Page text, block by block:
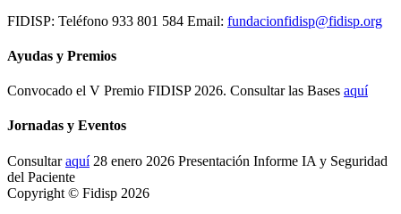
FIDISP: Teléfono 933 801 584 Email: fundacionfidisp@fidisp.org
Ayudas y Premios
Convocado el V Premio FIDISP 2026. Consultar las Bases aquí
Jornadas y Eventos
Consultaraquí28 enero 2026 Presentación Informe IA y Seguridad
del Paciente
Copyright © Fidisp 2026